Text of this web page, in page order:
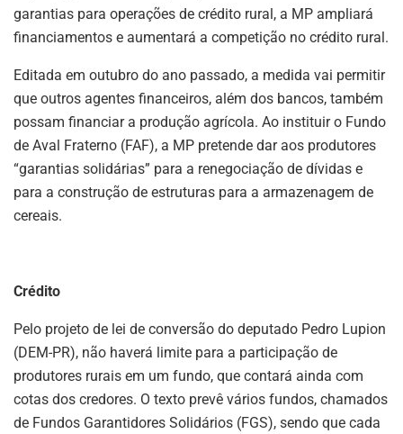
garantias para operações de crédito rural, a MP ampliará
financiamentos e aumentará a competição no crédito rural.
Editada em outubro do ano passado, a medida vai permitir
que outros agentes financeiros, além dos bancos, também
possam financiar a produção agrícola. Ao instituir o Fundo
de Aval Fraterno (FAF), a MP pretende dar aos produtores
“garantias solidárias” para a renegociação de dívidas e
para a construção de estruturas para a armazenagem de
cereais.
Crédito
Pelo projeto de lei de conversão do deputado Pedro Lupion
(DEM-PR), não haverá limite para a participação de
produtores rurais em um fundo, que contará ainda com
cotas dos credores. O texto prevê vários fundos, chamados
de Fundos Garantidores Solidários (FGS), sendo que cada